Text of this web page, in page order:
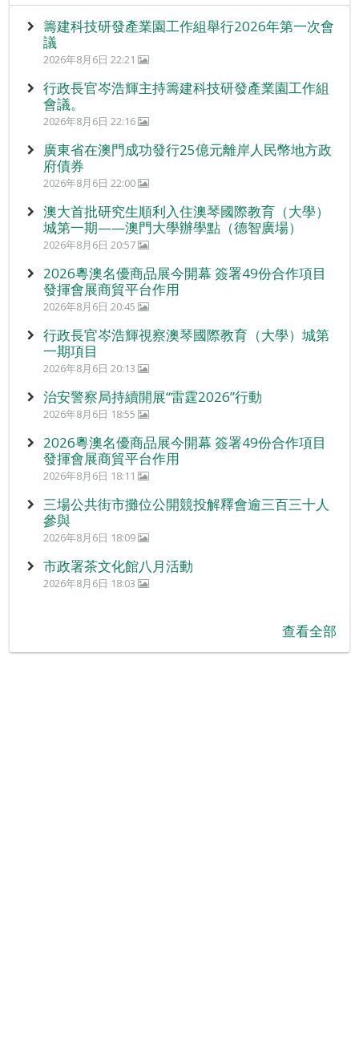
籌建科技研發產業園工作組舉行2026年第一次會
議
2026年8月6日 22:21
行政長官岑浩輝主持籌建科技研發產業園工作組
會議。
2026年8月6日 22:16
廣東省在澳門成功發行25億元離岸人民幣地方政
府債券
2026年8月6日 22:00
澳大首批研究生順利入住澳琴國際教育（大學）
城第一期——澳門大學辦學點（德智廣場）
2026年8月6日 20:57
2026粵澳名優商品展今開幕 簽署49份合作項目
發揮會展商貿平台作用
2026年8月6日 20:45
行政長官岑浩輝視察澳琴國際教育（大學）城第
一期項目
2026年8月6日 20:13
治安警察局持續開展“雷霆2026”行動
2026年8月6日 18:55
2026粵澳名優商品展今開幕 簽署49份合作項目
發揮會展商貿平台作用
2026年8月6日 18:11
三場公共街市攤位公開競投解釋會逾三百三十人
參與
2026年8月6日 18:09
市政署茶文化館八月活動
2026年8月6日 18:03
查看全部